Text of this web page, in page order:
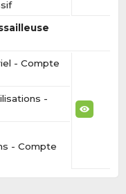
- Compte
-
- Compte